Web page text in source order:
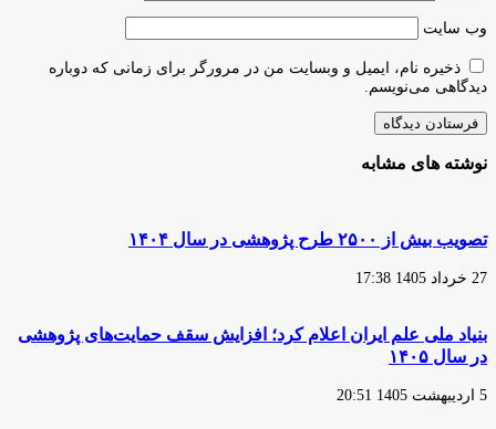
وب‌ سایت
ذخیره نام، ایمیل و وبسایت من در مرورگر برای زمانی که دوباره
دیدگاهی می‌نویسم.
نوشته های مشابه
تصویب بیش از ۲۵۰۰ طرح پژوهشی در سال ۱۴۰۴
27 خرداد 1405 17:38
بنیاد ملی علم ایران اعلام کرد؛ افزایش سقف حمایت‌های پژوهشی
در سال ۱۴۰۵
5 اردیبهشت 1405 20:51